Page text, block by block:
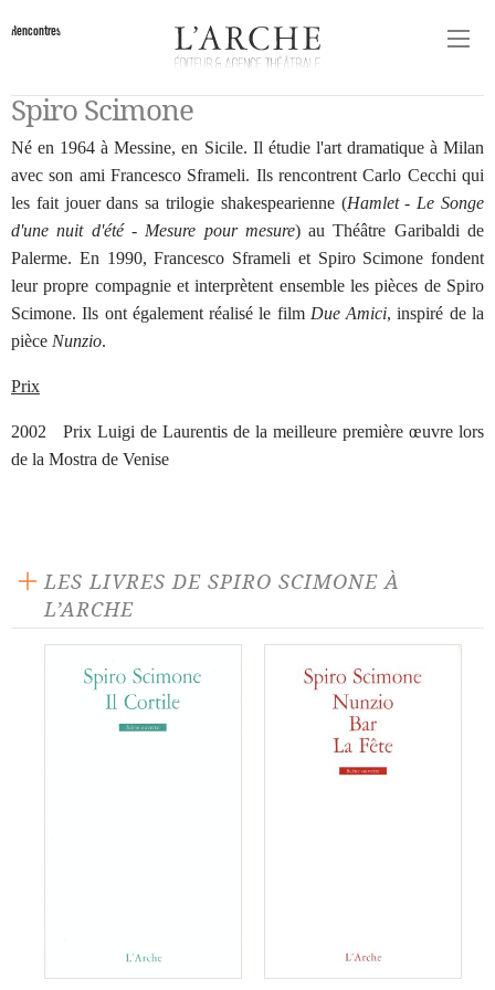
Rencontres
Spiro Scimone
Né en 1964 à Messine, en Sicile. Il étudie l'art dramatique à Milan
avec son ami Francesco Sframeli. Ils rencontrent Carlo Cecchi qui
les fait jouer dans sa trilogie shakespearienne (Hamlet - Le Songe
d'une nuit d'été - Mesure pour mesure) au Théâtre Garibaldi de
Palerme. En 1990, Francesco Sframeli et Spiro Scimone fondent
leur propre compagnie et interprètent ensemble les pièces de Spiro
Scimone. Ils ont également réalisé le film Due Amici, inspiré de la
pièce Nunzio.
Prix
2002 Prix Luigi de Laurentis de la meilleure première œuvre lors
de la Mostra de Venise
LES LIVRES DE SPIRO SCIMONE À
L’ARCHE